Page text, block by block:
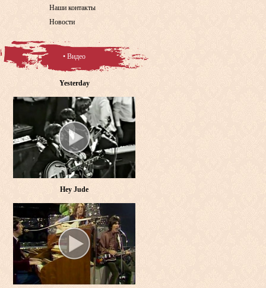
Наши контакты
Новости
• Видео
Yesterday
Hey Jude